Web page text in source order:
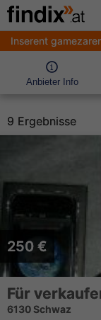
Inserent
Anbieter Info
9 Ergebnisse
250 €
Für
6130 Schwaz